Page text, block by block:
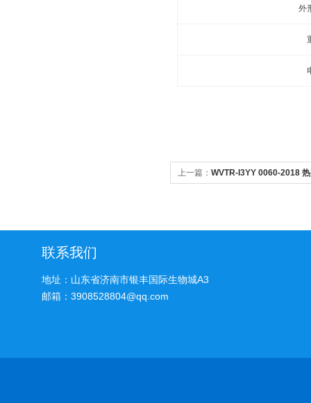
外
上一篇： WVTR-I3YY 0060-2018
联系我们
地址：山东省济南市银丰国际生物城A3
邮箱：3908528804@qq.com